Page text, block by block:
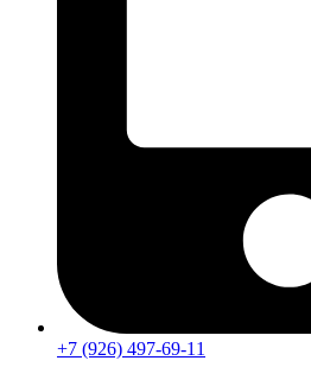
+7 (926) 497-69-11